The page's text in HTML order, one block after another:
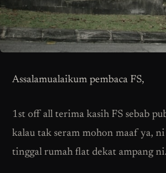
Assalamualaikum pembaca FS,
1st off all terima kasih FS sebab
kalau tak seram mohon maaf ya,
tinggal rumah flat dekat ampang ni.